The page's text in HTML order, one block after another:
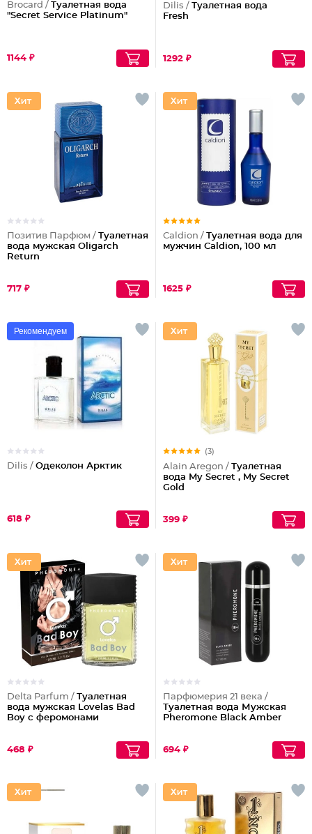
Brocard / Туалетная вода
"Secret Service Platinum"
1144 ₽
Dilis / Туалетная вода
Fresh
1292 ₽
Позитив Парфюм / Туалетная
вода мужская Oligarch
Return
717 ₽
Caldion / Туалетная вода для
мужчин Caldion, 100 мл
1625 ₽
Рекомендуем
Dilis / Одеколон Арктик
618 ₽
(3)
Alain Aregon / Туалетная
вода My Secret , My Secret
Gold
399 ₽
Delta Parfum / Туалетная
вода мужская Lovelas Bad
Boy с феромонами
468 ₽
Парфюмерия 21 века /
Туалетная вода Мужская
Pheromone Black Amber
694 ₽